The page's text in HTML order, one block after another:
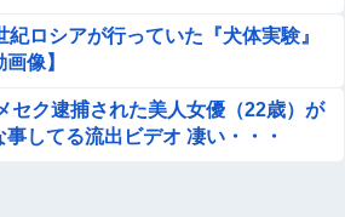
紀ロシアが行っていた『犬体実験』
像】
セク逮捕された美人女優（22歳）が
してる流出ビデオ 凄い・・・